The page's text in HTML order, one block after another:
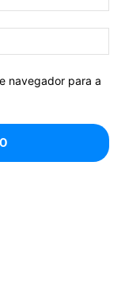
navegador para a